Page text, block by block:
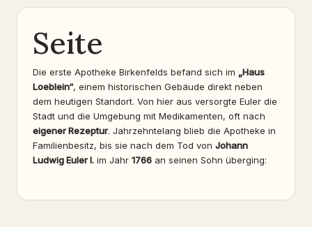
Seite
Die erste Apotheke Birkenfelds befand sich im „Haus
Loeblein“, einem historischen Gebäude direkt neben
dem heutigen Standort. Von hier aus versorgte Euler die
Stadt und die Umgebung mit Medikamenten, oft nach
eigener Rezeptur. Jahrzehntelang blieb die Apotheke in
Familienbesitz, bis sie nach dem Tod von Johann
Ludwig Euler I. im Jahr 1766 an seinen Sohn überging: